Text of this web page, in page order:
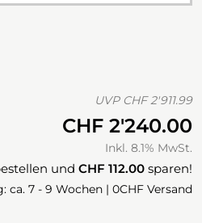
UVP CHF 2'911.99
CHF 2'240.00
Inkl. 8.1% MwSt.
und CHF 112.00 sparen!
ca. 7 - 9 Wochen | 0CHF Versand